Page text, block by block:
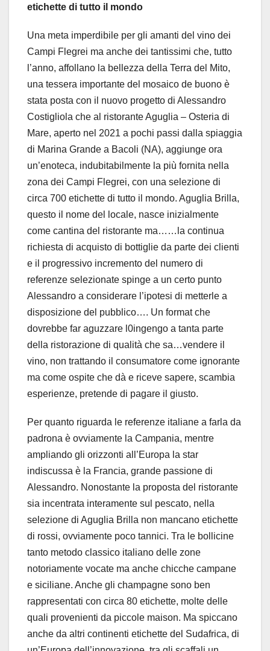
etichette di tutto il mondo
Una meta imperdibile per gli amanti del vino dei
Campi Flegrei ma anche dei tantissimi che, tutto
l’anno, affollano la bellezza della Terra del Mito,
una tessera importante del mosaico de buono è
stata posta con il nuovo progetto di Alessandro
Costigliola che al ristorante Aguglia – Osteria di
Mare, aperto nel 2021 a pochi passi dalla spiaggia
di Marina Grande a Bacoli (NA), aggiunge ora
un’enoteca, indubitabilmente la più fornita nella
zona dei Campi Flegrei, con una selezione di
circa 700 etichette di tutto il mondo. Aguglia Brilla,
questo il nome del locale, nasce inizialmente
come cantina del ristorante ma……la continua
richiesta di acquisto di bottiglie da parte dei clienti
e il progressivo incremento del numero di
referenze selezionate spinge a un certo punto
Alessandro a considerare l’ipotesi di metterle a
disposizione del pubblico…. Un format che
dovrebbe far aguzzare l0ingengo a tanta parte
della ristorazione di qualità che sa…vendere il
vino, non trattando il consumatore come ignorante
ma come ospite che dà e riceve sapere, scambia
esperienze, pretende di pagare il giusto.
Per quanto riguarda le referenze italiane a farla da
padrona è ovviamente la Campania, mentre
ampliando gli orizzonti all’Europa la star
indiscussa è la Francia, grande passione di
Alessandro. Nonostante la proposta del ristorante
sia incentrata interamente sul pescato, nella
selezione di Aguglia Brilla non mancano etichette
di rossi, ovviamente poco tannici. Tra le bollicine
tanto metodo classico italiano delle zone
notoriamente vocate ma anche chicche campane
e siciliane. Anche gli champagne sono ben
rappresentati con circa 80 etichette, molte delle
quali provenienti da piccole maison. Ma spiccano
anche da altri continenti etichette del Sudafrica, di